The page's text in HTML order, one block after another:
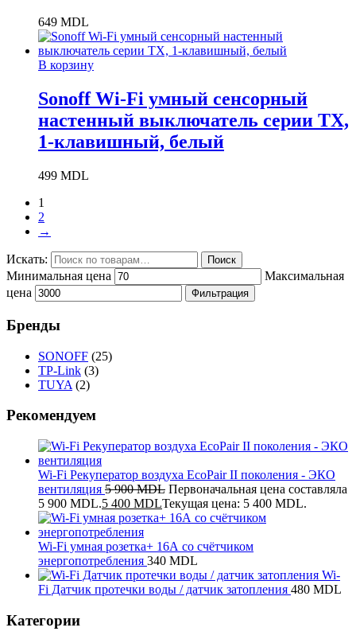
649 MDL
В корзину
Sonoff Wi-Fi умный сенсорный
настенный выключатель серии TX,
1-клавишный, белый
499 MDL
1
2
→
Искать: Поиск
Минимальная цена
Максимальная
цена
Фильтрация
Бренды
SONOFF (25)
TP-Link (3)
TUYA (2)
Рекомендуем
Wi-Fi Рекуператор воздуха EcoPair II поколения - ЭКО
вентиляция 5 900MDL Первоначальная цена составляла
5 900 MDL.5 400 MDLТекущая цена: 5 400 MDL.
Wi-Fi умная розетка+ 16А со счётчиком
энергопотребления 340 MDL
Wi-
Fi Датчик протечки воды / датчик затопления 480 MDL
Категории